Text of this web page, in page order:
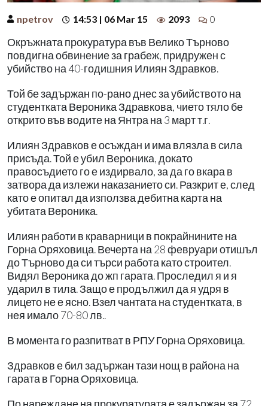
npetrov 14:53 | 06 Mar 15 2093 0
Окръжната прокуратура във Велико Търново
повдигна обвинение за грабеж, придружен с
убийство на 40-годишния Илиян Здравков.
Той бе задържан по-рано днес за убийството на
студентката Вероника Здравкова, чието тяло бе
открито във водите на Янтра на 3 март т.г.
Илиян Здравков е осъждан и има влязла в сила
присъда. Той е убил Вероника, докато
правосъдието го е издирвало, за да го вкара в
затвора да излежи наказанието си. Разкрит е, след
като е опитал да използва дебитна карта на
убитата Вероника.
Илиян работи в краварници в покрайнините на
Горна Оряховица. Вечерта на 28 февруари отишъл
до Търново да си търси работа като строител.
Видял Вероника до жп гарата. Проследил я и я
ударил в тила. Защо е продължил да я удря в
лицето не е ясно. Взел чантата на студентката, в
нея имало 70-80 лв..
В момента го разпитват в РПУ Горна Оряховица.
Здравков е бил задържан тази нощ в района на
гарата в Горна Оряховица.